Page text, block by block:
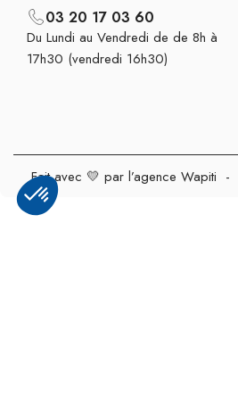
03 20 17 03 60
Du Lundi au Vendredi de de 8h à
17h30 (vendredi 16h30)
Fait avec 💛 par l’agence Wapiti -